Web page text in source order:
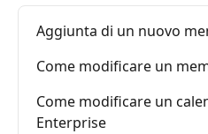
Aggiunta di un nuovo
Come modificare un
Come modificare un
Enterprise